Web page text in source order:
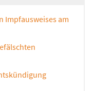
Impfausweises am